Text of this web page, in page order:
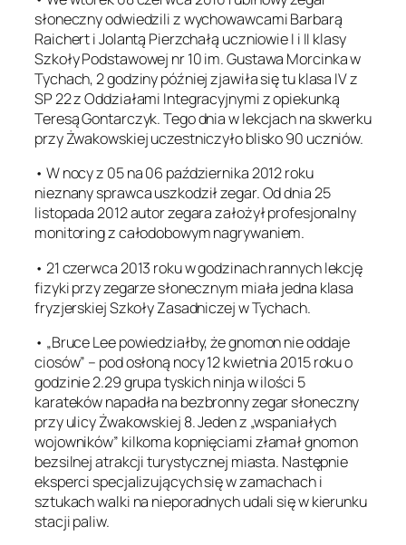
słoneczny odwiedzili z wychowawcami Barbarą
Raichert i Jolantą Pierzchałą uczniowie I i II klasy
Szkoły Podstawowej nr 10 im. Gustawa Morcinka w
Tychach, 2 godziny później zjawiła się tu klasa IV z
SP 22 z Oddziałami Integracyjnymi z opiekunką
Teresą Gontarczyk. Tego dnia w lekcjach na skwerku
przy Żwakowskiej uczestniczyło blisko 90 uczniów.
• W nocy z 05 na 06 października 2012 roku
nieznany sprawca uszkodził zegar. Od dnia 25
listopada 2012 autor zegara założył profesjonalny
monitoring z całodobowym nagrywaniem.
• 21 czerwca 2013 roku w godzinach rannych lekcję
fizyki przy zegarze słonecznym miała jedna klasa
fryzjerskiej Szkoły Zasadniczej w Tychach.
• „Bruce Lee powiedziałby, że gnomon nie oddaje
ciosów” – pod osłoną nocy 12 kwietnia 2015 roku o
godzinie 2.29 grupa tyskich ninja w ilości 5
karateków napadła na bezbronny zegar słoneczny
przy ulicy Żwakowskiej 8. Jeden z „wspaniałych
wojowników” kilkoma kopnięciami złamał gnomon
bezsilnej atrakcji turystycznej miasta. Następnie
eksperci specjalizujących się w zamachach i
sztukach walki na nieporadnych udali się w kierunku
stacji paliw.